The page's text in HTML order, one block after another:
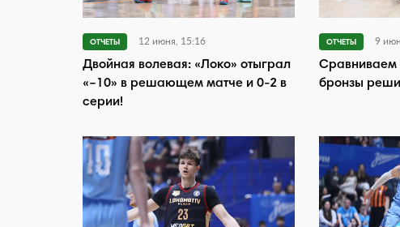
ОТЧЕТЫ 12 июня, 15:16
Двойная волевая: «Локо» отыграл
«–10» в решающем матче и 0-2 в
серии!
ОТЧЕТЫ 9
Сравниваем
бронзы